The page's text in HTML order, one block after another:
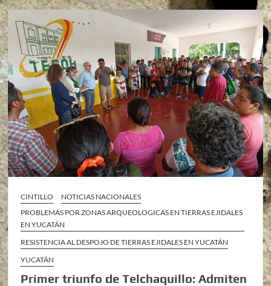
CINTILLO
NOTICIAS NACIONALES
PROBLEMAS POR ZONAS ARQUEOLOGICAS EN TIERRAS EJIDALES
EN YUCATÁN
RESISTENCIA AL DESPOJO DE TIERRAS EJIDALES EN YUCATÁN
YUCATÁN
Primer triunfo de Telchaquillo: Admiten